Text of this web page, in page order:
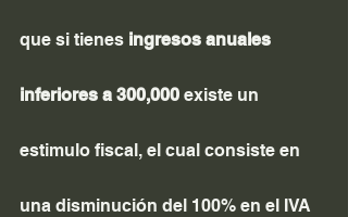
que si tienes ingresos anuales
inferiores a 300,000 existe un
estimulo fiscal, el cual consiste en
una disminución del 100% en el IVA